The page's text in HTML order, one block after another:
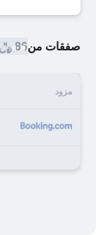
صفقات من86 ﷼
مزود